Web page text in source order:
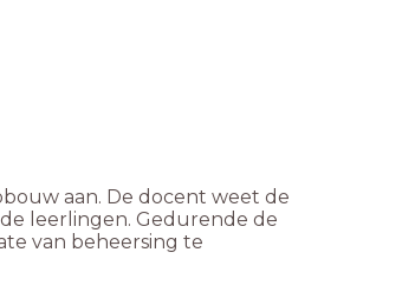
aan. De docent weet de
leerlingen. Gedurende de
van beheersing te